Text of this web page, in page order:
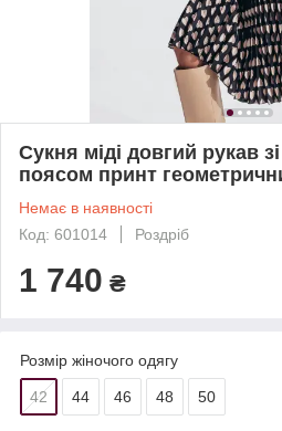
Сукня міді довгий рукав
поясом принт
Немає в наявності
Код: 601014
Роздріб
1 740 ₴
Розмір жіночого одягу
42 44 46 48 50